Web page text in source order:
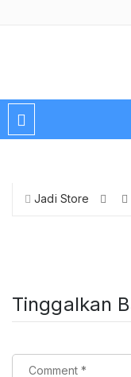
Jadi Store
Tinggalkan